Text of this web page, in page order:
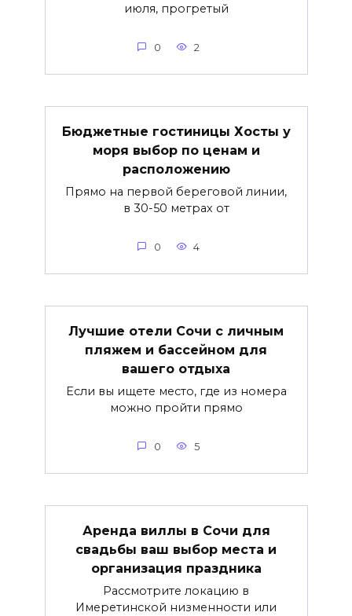
июля, прогретый
0 2
Бюджетные гостиницы Хосты у
моря выбор по ценам и
расположению
Прямо на первой береговой линии,
в 30-50 метрах от
0 4
Лучшие отели Сочи с личным
пляжем и бассейном для
вашего отдыха
Если вы ищете место, где из номера
можно пройти прямо
0 5
Аренда виллы в Сочи для
свадьбы ваш выбор места и
организация праздника
Рассмотрите локацию в
Имеретинской низменности или